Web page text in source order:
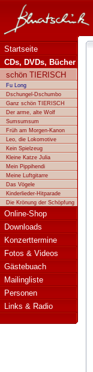
Bluatschink - Fu Long
Startseite
CDs, DVDs, Bücher
schön TIERISCH
Fu Long
Dschungel-Dschumbo
Ganz schön TIERISCH
Der arme, alte Wolf
Sumsumsum
Früh am Morgen-Kanon
Leo, die Lokomotive
Kein Spielzeug
Kleine Katze Julia
Mein Pippihendi
Meine Luftgitarre
Das Vögele
Kinderlieder-Hitparade
Die Krönung der Schöpfung
Online-Shop
Downloads
Konzerttermine
Fotos & Videos
Gästebuach
Mailingliste
Personen
Links & Radio